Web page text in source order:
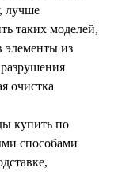
лучше
таких моделей,
элементы из
очистка
купить по
способами